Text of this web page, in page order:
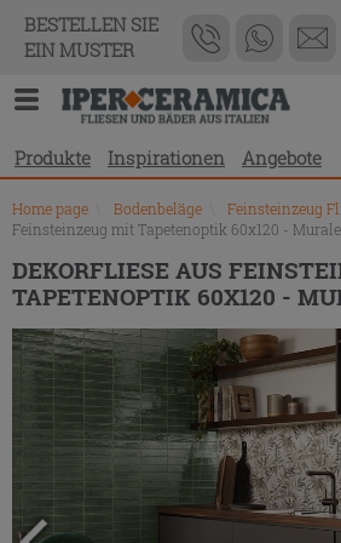
BESTELLEN SIE
EIN MUSTER
Produkte Inspirationen Angebote
Home page Bodenbeläge Feinsteinzeug
Feinsteinzeug mit Tapetenoptik 60x120 -
DEKORFLIESE AUS
TAPETENOPTIK 60X120 -
Produktverzeichnis